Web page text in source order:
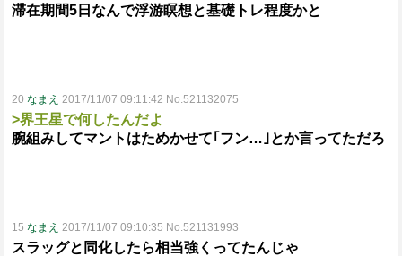
滞在期間5日なんで浮游瞑想と基礎トレ程度かと
20 なまえ 2017/11/07 09:11:42 No.521132075
>界王星で何したんだよ
腕組みしてマントはためかせて｢フン…｣とか言ってただろ
15 なまえ 2017/11/07 09:10:35 No.521131993
スラッグと同化したら相当強くってたんじゃ